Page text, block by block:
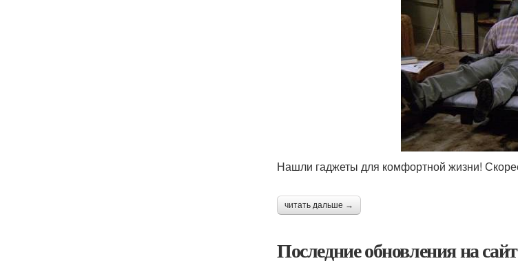
Нашли гаджеты для комфортной жизни!
читать дальше →
Последние обновления на